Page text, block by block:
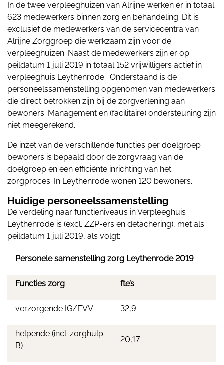
In de twee verpleeghuizen van Alrijne werken er in totaal
623 medewerkers binnen zorg en behandeling. Dit is
exclusief de medewerkers van de servicecentra van
Alrijne Zorggroep die werkzaam zijn voor de
verpleeghuizen. Naast de medewerkers zijn er op
peildatum 1 juli 2019 in totaal 152 vrijwilligers actief in
verpleeghuis Leythenrode. Onderstaand is de
personeelssamenstelling opgenomen van medewerkers
die direct betrokken zijn bij de zorgverlening aan
bewoners. Management en (facilitaire) ondersteuning zijn
niet meegerekend.
De inzet van de verschillende functies per doelgroep
bewoners is bepaald door de zorgvraag van de
doelgroep en een efficiënte inrichting van het
zorgproces. In Leythenrode wonen 120 bewoners.
Huidige personeelssamenstelling
De verdeling naar functieniveaus in Verpleeghuis
Leythenrode is (excl. ZZP-ers en detachering), met als
peildatum 1 juli 2019, als volgt:
Personele samenstelling zorg Leythenrode 2019
Functies zorg fte’s
verzorgende IG/EVV 32,9
helpende (incl. zorghulp
B)
20,17